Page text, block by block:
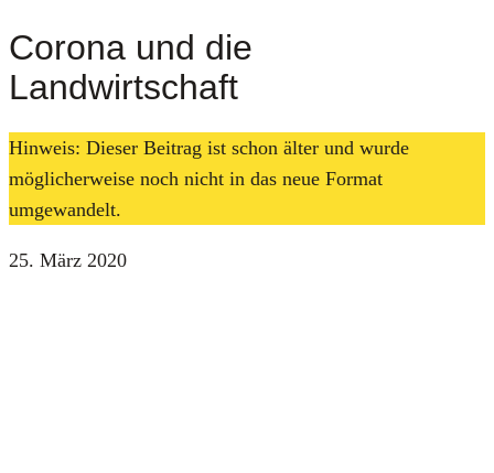
Corona und die
Landwirtschaft
Hinweis: Dieser Beitrag ist schon älter und wurde
möglicherweise noch nicht in das neue Format
umgewandelt.
25. März 2020